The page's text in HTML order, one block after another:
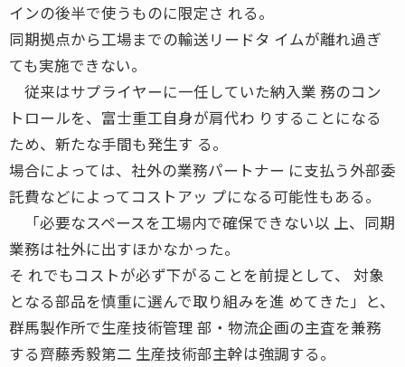
インの後半で使うものに限定さ れる。
同期拠点から工場までの輸送リードタ イムが離れ過ぎ
ても実施できない。
従来はサプライヤーに一任していた納入業 務のコン
トロールを、富士重工自身が肩代わ りすることになる
ため、新たな手間も発生す る。
場合によっては、社外の業務パートナー に支払う外部委
託費などによってコストアッ プになる可能性もある。
「必要なスペースを工場内で確保できない以 上、同期
業務は社外に出すほかなかった。
そ れでもコストが必ず下がることを前提として、 対象
となる部品を慎重に選んで取り組みを進 めてきた」と、
群馬製作所で生産技術管理 部・物流企画の主査を兼務
する齊藤秀毅第二 生産技術部主幹は強調する。